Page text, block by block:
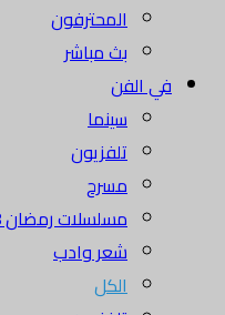
المحترفون
بث مباشر
في الفن
سينما
تلفزيون
مسرح
مسلسلات رمضان 2018
شعر وادب
الكل